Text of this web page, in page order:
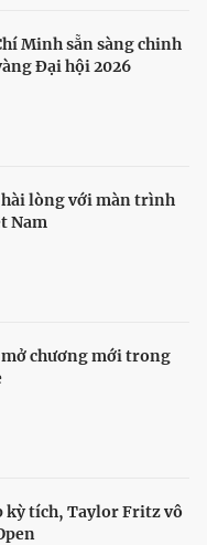
Minh sẵn sàng chinh
Đại hội 2026
hài lòng với màn trình
Nam
chương mới trong
kỳ tích, Taylor Fritz vô